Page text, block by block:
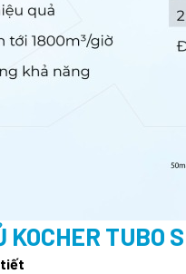
KOCHER TUBO
tiết